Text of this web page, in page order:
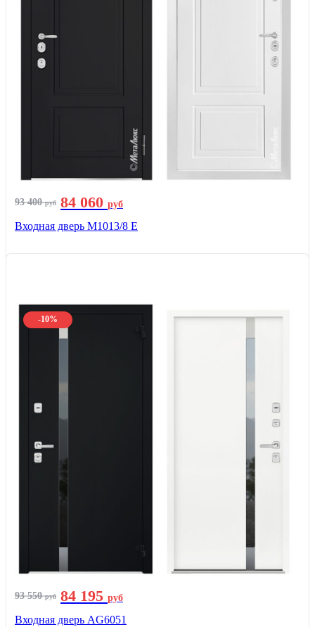
93 400руб 84 060 руб
Входная дверь М1013/8 E
-10%
93 550руб 84 195 руб
Входная дверь AG6051